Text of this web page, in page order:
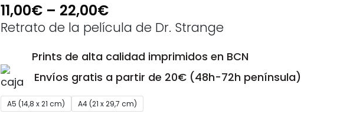
11,00€ – 22,00€
Retrato de la película de Dr. Strange
Prints de alta calidad imprimidos en BCN
Envíos gratis a partir de 20€ (48h-72h península)
A5 (14,8 x 21 cm) A4 (21 x 29,7 cm)